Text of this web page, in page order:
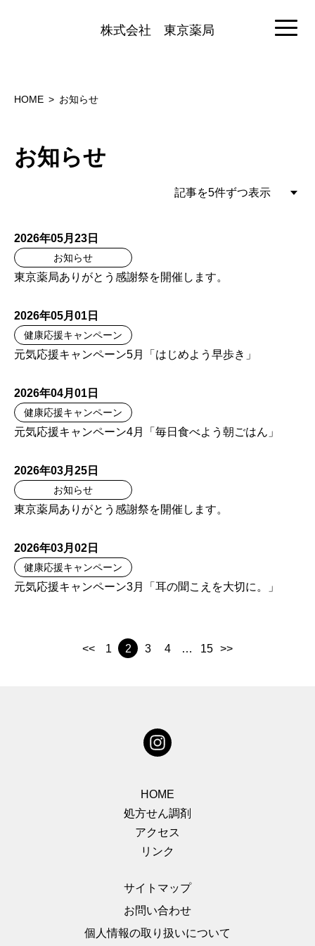
株式会社 東京薬局
HOME お知らせ
お知らせ
2026年05月23日
お知らせ
東京薬局ありがとう感謝祭を開催します。
2026年05月01日
健康応援キャンペーン
元気応援キャンペーン5月「はじめよう早歩き」
2026年04月01日
健康応援キャンペーン
元気応援キャンペーン4月「毎日食べよう朝ごはん」
2026年03月25日
お知らせ
東京薬局ありがとう感謝祭を開催します。
2026年03月02日
健康応援キャンペーン
元気応援キャンペーン3月「耳の聞こえを大切に。」
<< 1 2 3 4 … 15 >>
HOME
処方せん調剤
アクセス
リンク
サイトマップ
お問い合わせ
個人情報の取り扱いについて